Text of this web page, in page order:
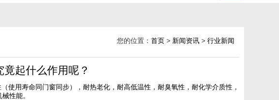
您的位置： 首页 > 新闻资讯 > 行业新闻
起什么作用呢？
使用寿命同门窗同步），耐热老化，耐高低温性，耐臭氧性，耐化学介质性，
性能。